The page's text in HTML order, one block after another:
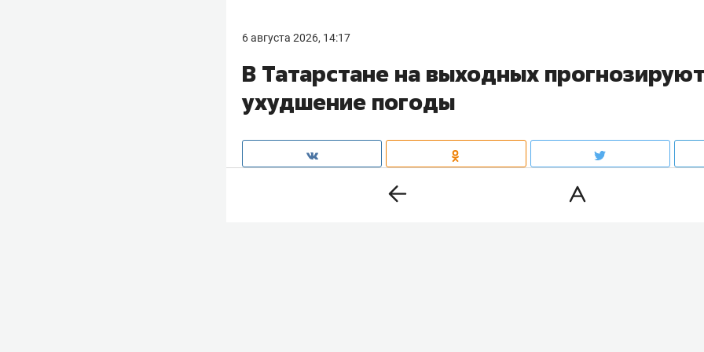
6 августа 2026, 14:17
В Татарстане на выходных прогнозируют
ухудшение погоды
В Татарстане в предстоящие выходные ожидается ухудшение